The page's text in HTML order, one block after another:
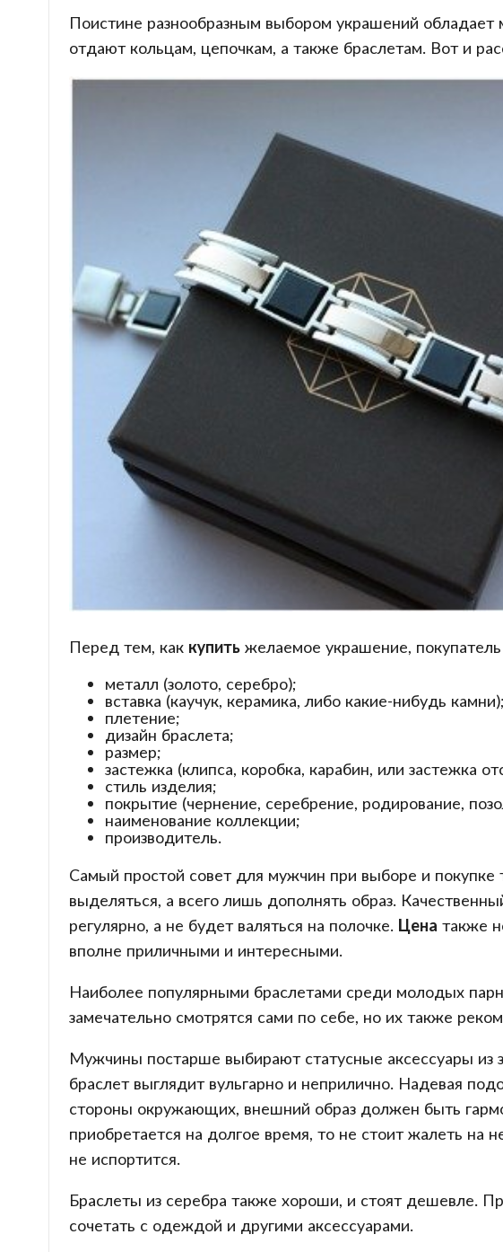
Поистине разнообразным выбором украшений обладает
отдают кольцам, цепочкам, а также браслетам. Вот и
Перед тем, как купитьжелаемое украшение,
металл (золото, серебро);
вставка (каучук, керамика, либо какие-нибудь камни);
плетение;
дизайн браслета;
размер;
застежка (клипса, коробка, карабин, или застежка
стиль изделия;
покрытие (чернение, серебрение, родирование,
наименование коллекции;
производитель.
Самый простой совет для мужчин при выборе и
выделяться, а всего лишь дополнять образ.
регулярно, а не будет валяться на полочке. Цена также
вполне приличными и интересными.
Наиболее популярными браслетами среди молодых
замечательно смотрятся сами по себе, но их также
Мужчины постарше выбирают статусные аксессуары из
браслет выглядит вульгарно и неприлично. Надевая
стороны окружающих, внешний образ должен быть
приобретается на долгое время, то не стоит жалеть
не испортится.
Браслеты из серебра также хороши, и стоят дешевле.
сочетать с одеждой и другими аксессуарами.